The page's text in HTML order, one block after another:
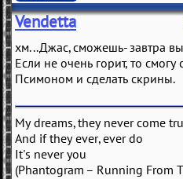
Vendetta
хм...Джас, сможешь- завтра
Если не очень горит, то смогу
Псимоном и сделать скрины.
My dreams, they never come
And if they ever, ever do
It's never you
(Phantogram – Running From